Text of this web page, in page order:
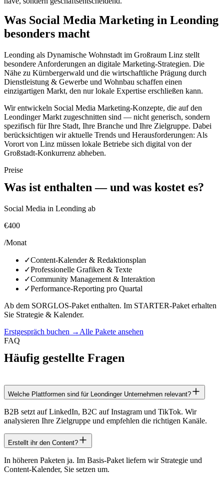
Was Social Media Marketing in Leonding
besonders macht
Leonding als Dynamische Wohnstadt im Großraum Linz stellt
besondere Anforderungen an digitale Marketing-Strategien. Die
Nähe zu Kürnbergerwald und die wirtschaftliche Prägung durch
Dienstleistung & Gewerbe und Wohnbau schaffen einen
einzigartigen Markt, den nur lokale Expertise erschließen kann.
Wir entwickeln Social Media Marketing-Konzepte, die auf den
Leondinger Markt zugeschnitten sind — nicht generisch, sondern
spezifisch für Ihre Stadt, Ihre Branche und Ihre Zielgruppe. Dabei
berücksichtigen wir aktuelle Trends und Herausforderungen: Als
Vorort von Linz müssen lokale Betriebe sich digital von der
Großstadt-Konkurrenz abheben.
Preise
Was ist enthalten — und was kostet es?
Social Media in Leonding ab
€400
/Monat
✓Content-Kalender & Redaktionsplan
✓Professionelle Grafiken & Texte
✓Community Management & Interaktion
✓Performance-Reporting pro Quartal
Ab dem SORGLOS-Paket enthalten. Im STARTER-Paket erhalten
Sie Strategie & Kalender.
Erstgespräch buchen → Alle Pakete ansehen
FAQ
Häufig gestellte Fragen
Welche Plattformen sind für Leondinger Unternehmen relevant?
B2B setzt auf LinkedIn, B2C auf Instagram und TikTok. Wir
analysieren Ihre Zielgruppe und empfehlen die richtigen Kanäle.
Erstellt ihr den Content?
In höheren Paketen ja. Im Basis-Paket liefern wir Strategie und
Content-Kalender, Sie setzen um.